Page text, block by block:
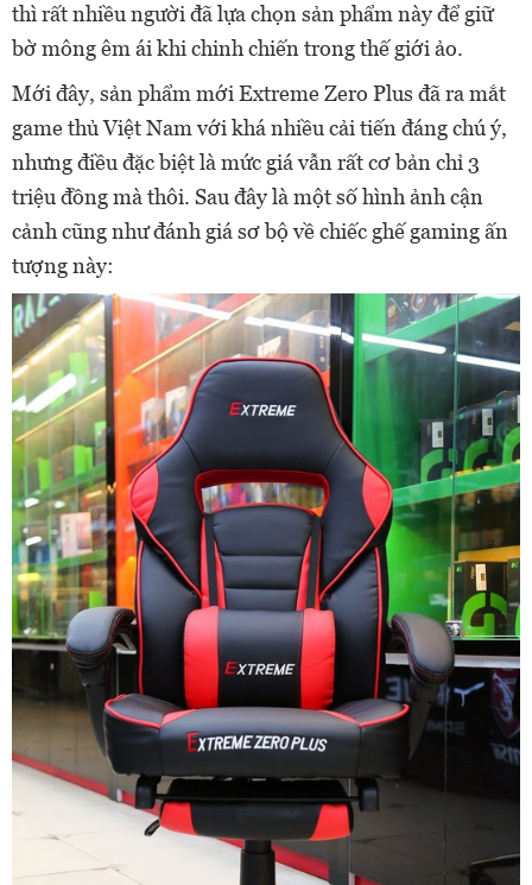
thì rất nhiều người đã lựa chọn sản phẩm này để giữ
bờ mông êm ái khi chinh chiến trong thế giới ảo.
Mới đây, sản phẩm mới Extreme Zero Plus đã ra mắt
game thủ Việt Nam với khá nhiều cải tiến đáng chú ý,
nhưng điều đặc biệt là mức giá vẫn rất cơ bản chỉ 3
triệu đồng mà thôi. Sau đây là một số hình ảnh cận
cảnh cũng như đánh giá sơ bộ về chiếc ghế gaming ấn
tượng này: